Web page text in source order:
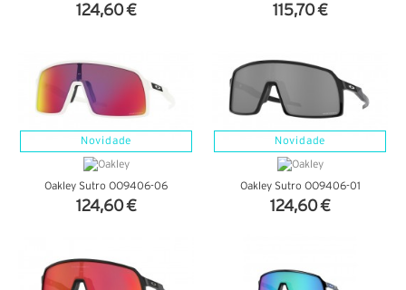
124,60 €
115,70 €
Novidade
Oakley Sutro OO9406-06
124,60 €
Novidade
Oakley Sutro OO9406-01
124,60 €